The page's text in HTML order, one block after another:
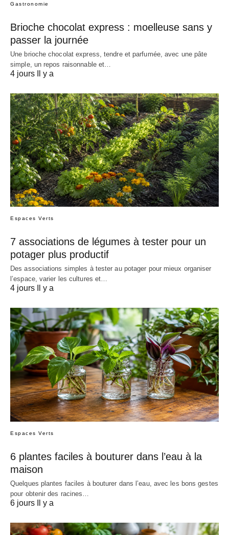
Gastronomie
Brioche chocolat express : moelleuse sans y
passer la journée
Une brioche chocolat express, tendre et parfumée, avec une pâte
simple, un repos raisonnable et…
4 jours Il y a
Espaces Verts
7 associations de légumes à tester pour un
potager plus productif
Des associations simples à tester au potager pour mieux organiser
l’espace, varier les cultures et…
4 jours Il y a
Espaces Verts
6 plantes faciles à bouturer dans l’eau à la
maison
Quelques plantes faciles à bouturer dans l’eau, avec les bons gestes
pour obtenir des racines…
6 jours Il y a